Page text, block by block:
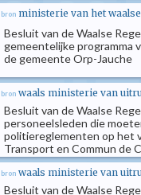
bron ministerie van het
Besluit van de Waalse
gemeentelijke programma
de gemeente Orp-Jauche
bron waals ministerie van
Besluit van de Waalse
personeelsleden die
politiereglementen op het
Transport en Commun de
bron waals ministerie van
Besluit van de Waalse